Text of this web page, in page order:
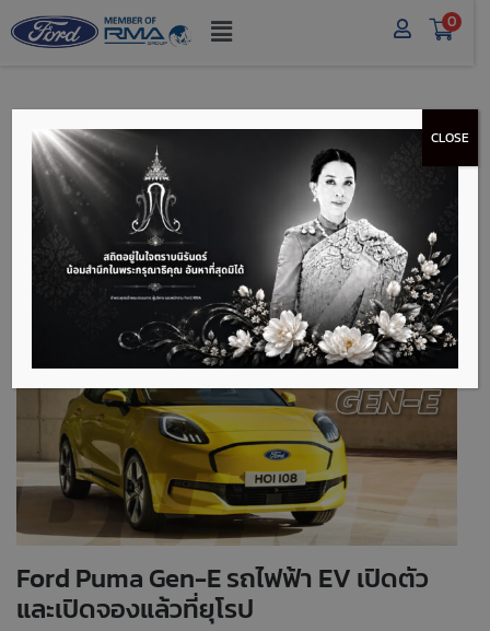
0
FORD PUMA GEN-E
รถไฟฟ้า EV เปิดตัวแล้วที่
ยุโรป
Ford Puma Gen-E รถไฟฟ้า EV เปิดตัว
และเปิดจองแล้วที่ยุโรป
CLOSE